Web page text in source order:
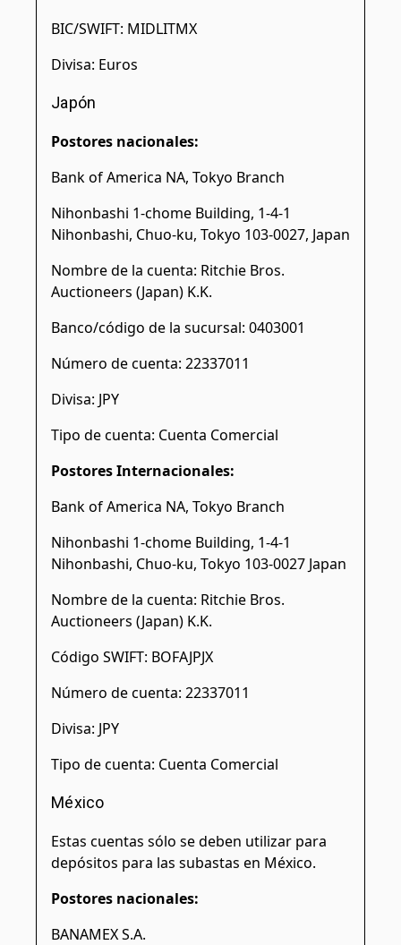
BIC/SWIFT: MIDLITMX
Divisa: Euros
Japón
Postores nacionales:
Bank of America NA, Tokyo Branch
Nihonbashi 1-chome Building, 1-4-1
Nihonbashi, Chuo-ku, Tokyo 103-0027, Japan
Nombre de la cuenta: Ritchie Bros.
Auctioneers (Japan) K.K.
Banco/código de la sucursal: 0403001
Número de cuenta: 22337011
Divisa: JPY
Tipo de cuenta: Cuenta Comercial
Postores Internacionales:
Bank of America NA, Tokyo Branch
Nihonbashi 1-chome Building, 1-4-1
Nihonbashi, Chuo-ku, Tokyo 103-0027 Japan
Nombre de la cuenta: Ritchie Bros.
Auctioneers (Japan) K.K.
Código SWIFT: BOFAJPJX
Número de cuenta: 22337011
Divisa: JPY
Tipo de cuenta: Cuenta Comercial
México
Estas cuentas sólo se deben utilizar para
depósitos para las subastas en México.
Postores nacionales:
BANAMEX S.A.